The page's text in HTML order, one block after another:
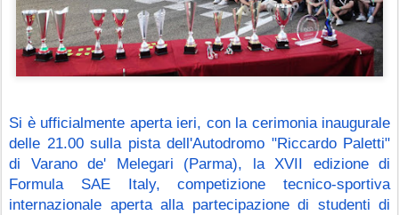
Si è ufficialmente aperta ieri, con la cerimonia inaugurale
delle 21.00 sulla pista dell'Autodromo "Riccardo Paletti"
di Varano de' Melegari (Parma), la XVII edizione di
Formula SAE Italy, competizione tecnico-sportiva
internazionale aperta alla partecipazione di studenti di